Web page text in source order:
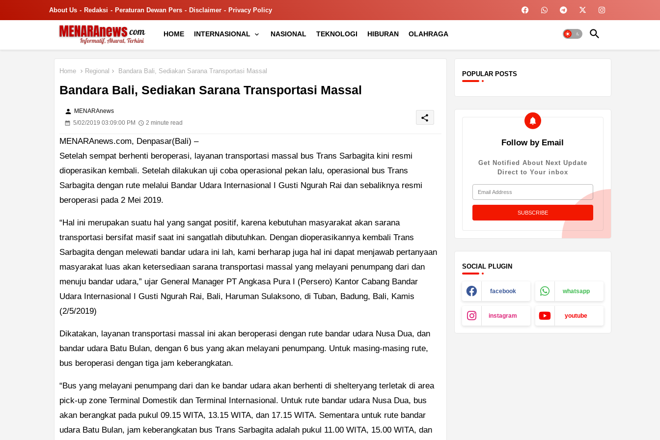
About Us Redaksi Peraturan Dewan Pers Disclaimer Privacy Policy
HOME INTERNASIONAL NASIONAL TEKNOLOGI HIBURAN OLAHRAGA
Home Regional Bandara Bali, Sediakan Sarana Transportasi Massal
Bandara Bali, Sediakan Sarana Transportasi Massal
person MENARAnews
5/02/2019 03:09:00 PM
2 minute read
share
MENARAnews.com, Denpasar(Bali) –
Setelah sempat berhenti beroperasi, layanan transportasi massal bus Trans Sarbagita kini resmi
dioperasikan kembali. Setelah dilakukan uji coba operasional pekan lalu, operasional bus Trans
Sarbagita dengan rute melalui Bandar Udara Internasional I Gusti Ngurah Rai dan sebaliknya resmi
beroperasi pada 2 Mei 2019.
“Hal ini merupakan suatu hal yang sangat positif, karena kebutuhan masyarakat akan sarana
transportasi bersifat masif saat ini sangatlah dibutuhkan. Dengan dioperasikannya kembali Trans
Sarbagita dengan melewati bandar udara ini lah, kami berharap juga hal ini dapat menjawab pertanyaan
masyarakat luas akan ketersediaan sarana transportasi massal yang melayani penumpang dari dan
menuju bandar udara,” ujar General Manager PT Angkasa Pura I (Persero) Kantor Cabang Bandar
Udara Internasional I Gusti Ngurah Rai, Bali, Haruman Sulaksono, di Tuban, Badung, Bali, Kamis
(2/5/2019)
Dikatakan, layanan transportasi massal ini akan beroperasi dengan rute bandar udara Nusa Dua, dan
bandar udara Batu Bulan, dengan 6 bus yang akan melayani penumpang. Untuk masing-masing rute,
bus beroperasi dengan tiga jam keberangkatan.
“Bus yang melayani penumpang dari dan ke bandar udara akan berhenti di shelteryang terletak di area
pick-up zone Terminal Domestik dan Terminal Internasional. Untuk rute bandar udara Nusa Dua, bus
akan berangkat pada pukul 09.15 WITA, 13.15 WITA, dan 17.15 WITA. Sementara untuk rute bandar
udara Batu Bulan, jam keberangkatan bus Trans Sarbagita adalah pukul 11.00 WITA, 15.00 WITA, dan
POPULAR POSTS
Follow by Email
Get Notified About Next Update
Direct to Your inbox
SOCIAL PLUGIN
facebook whatsapp
instagram youtube